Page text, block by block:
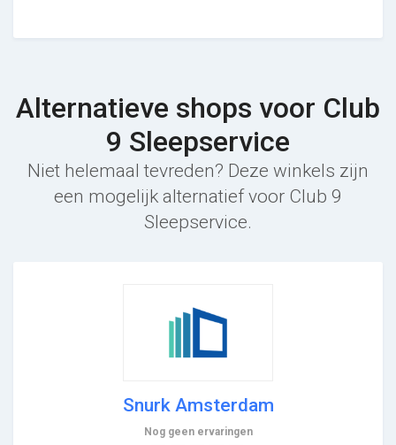
Alternatieve shops voor Club
9 Sleepservice
Niet helemaal tevreden? Deze winkels zijn
een mogelijk alternatief voor Club 9
Sleepservice.
Snurk Amsterdam
Nog geen ervaringen